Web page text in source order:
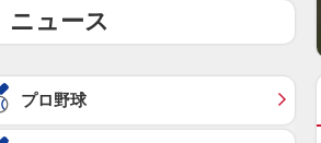
ニュース
プロ野球